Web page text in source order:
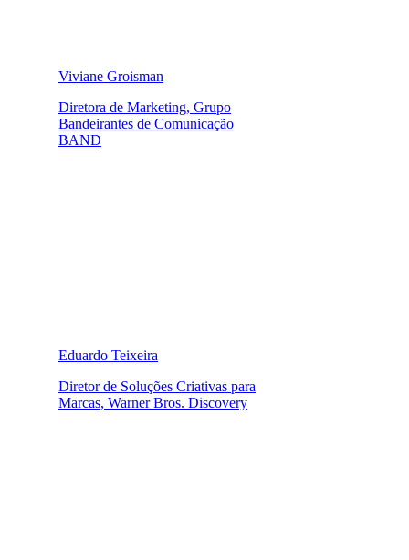
Viviane Groisman
Diretora de Marketing, Grupo
Bandeirantes de Comunicação
BAND
Eduardo Teixeira
Diretor de Soluções Criativas para
Marcas, Warner Bros. Discovery